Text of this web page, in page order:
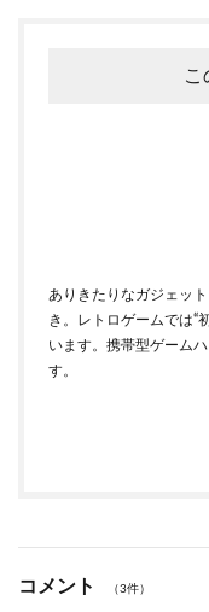
こ
ありきたりなガジェッ
き。レトロゲームでは“
います。携帯型ゲーム
す。
コメント （3件）